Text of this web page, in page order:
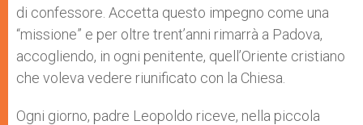
di confessore. Accetta questo impegno come una
“missione” e per oltre trent’anni rimarrà a Padova,
accogliendo, in ogni penitente, quell’Oriente cristiano
che voleva vedere riunificato con la Chiesa.
Ogni giorno, padre Leopoldo riceve, nella piccola